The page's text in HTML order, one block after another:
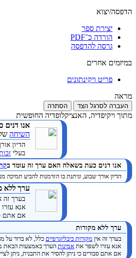
הדפסה/יצוא
יצירת ספר
הורדה כ־PDF
גרסה להדפסה
במיזמים אחרים
פריט ויקינתונים
מראה
העברה לסרגל הצד הסתרה
מתוך ויקיפדיה, האנציקלופדיה החופשית
אנו
השיחה
הדיון
בעלי
אנו דנים כעת בשאלה האם ערך זה עומד ב
הדיון אורך שבוע, וניתנת בו הזדמנות להביע
ערך ללא
בערך זה
אנא
אם אתם
ערך ללא מקורות
בערך זה אין מקורות ביבליוגרפיים כלל, לא ברור על
אנא עזרו לשפר את אמינות הערך באמצעות הבאת
אם אתם סבורים כי ניתן להסיר את התבנית, ניתן